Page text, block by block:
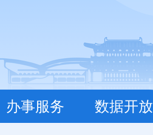
办事服务 数据开放